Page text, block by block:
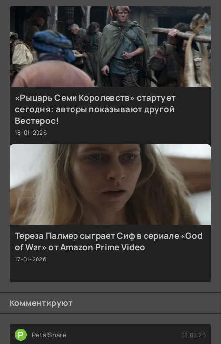
«Рыцарь Семи Королевств» стартует
сегодня: авторы показывают другой
Вестерос!
18-01-2026
Тереза Палмер сыграет Сиф в сериале «God
of War» от Amazon Prime Video
17-01-2026
Комментируют
P PetalSnare 08.08.26